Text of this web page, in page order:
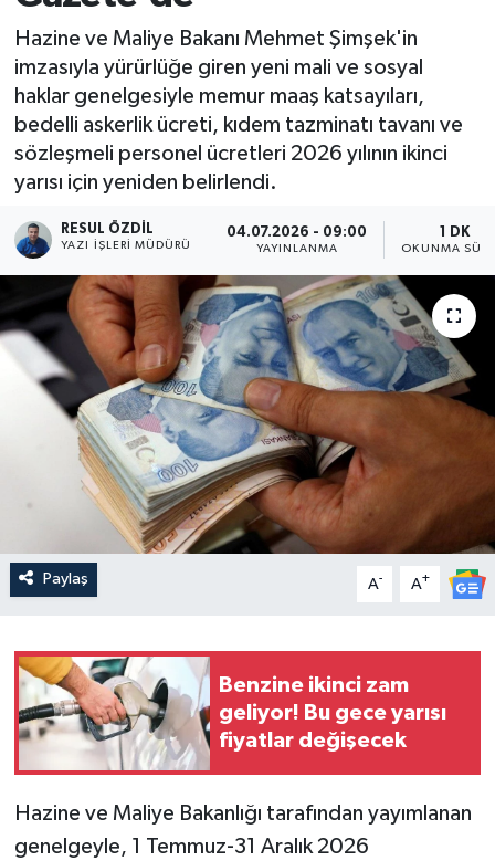
Hazine ve Maliye Bakanı Mehmet Şimşek'in
imzasıyla yürürlüğe giren yeni mali ve sosyal
haklar genelgesiyle memur maaş katsayıları,
bedelli askerlik ücreti, kıdem tazminatı tavanı ve
sözleşmeli personel ücretleri 2026 yılının ikinci
yarısı için yeniden belirlendi.
RESUL ÖZDIL
YAZI İŞLERI MÜDÜRÜ
04.07.2026 - 09:00
YAYINLANMA
1 DK
OKUNMA
Paylaş A- A+
Benzine ikinci zam
geliyor! Bu gece yarısı
fiyatlar değişecek
Hazine ve Maliye Bakanlığı tarafından yayımlanan
genelgeyle, 1 Temmuz-31 Aralık 2026